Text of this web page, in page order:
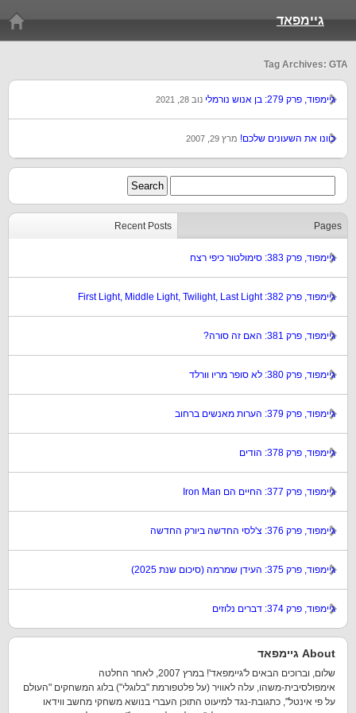
גיימפאד
Tag Archives: GTA
גיימפוד, פרק 279: בן אנוש נורמלי נוב 28, 2021
כוונו את השעונים שלכם! מרץ 29, 2007
Recent Posts Pages
גיימפוד, פרק 383: סימולטור כיפי רצח
גיימפוד, פרק 382: First Light, Middle Light, Twilight, Last Light
גיימפוד, פרק 381: האם זה סורה?
גיימפוד, פרק 380: לא סופר מריו וורלד
גיימפוד, פרק 379: הערות מאנשים ברחוב
גיימפוד, פרק 378: הודים
גיימפוד, פרק 377: החיים הם Iron Man
גיימפוד, פרק 376: צ'לסי החדשה ביורק החדשה
גיימפוד, פרק 375: העידן שמרמה (סיכום שנת 2025)
גיימפוד, פרק 374: דברים נלוזים
About גיימפאד
שלום, וברוכים הבאים ל'גיימפאד'! במרץ 2007, לאחר החלטה
אימפולסיבית-משהו, עלה לאוויר (על פלטפורמת "בלוגלי") בלוג המשחקים "העולם
על פי אינטל", כתגובת-נגד למיעוט התוכן העברי בנושא משחקי מחשב ווידאו